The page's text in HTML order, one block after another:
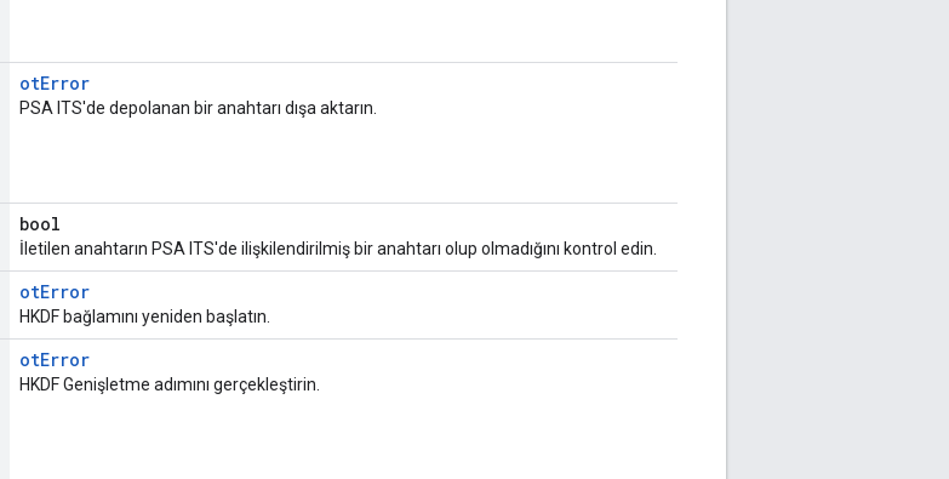
otError
PSA ITS'de depolanan bir anahtarı dışa aktarın.
bool
İletilen anahtarın PSA ITS'de ilişkilendirilmiş bir anahtarı olup olmadığını kontrol edin.
otError
HKDF bağlamını yeniden başlatın.
otError
HKDF Genişletme adımını gerçekleştirin.